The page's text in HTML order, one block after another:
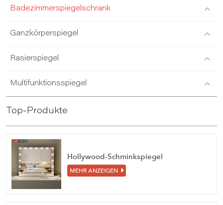
Badezimmerspiegelschrank
Ganzkörperspiegel
Rasierspiegel
Multifunktionsspiegel
Top-Produkte
Hollywood-Schminkspiegel
MEHR ANZEIGEN